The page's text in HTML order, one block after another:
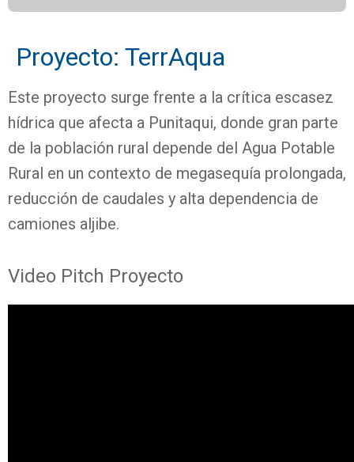
Proyecto: TerrAqua
Este proyecto surge frente a la crítica escasez
hídrica que afecta a Punitaqui, donde gran parte
de la población rural depende del Agua Potable
Rural en un contexto de megasequía prolongada,
reducción de caudales y alta dependencia de
camiones aljibe.
Video Pitch Proyecto